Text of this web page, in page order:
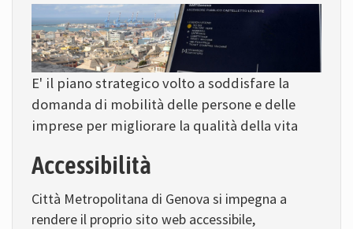
E' il piano strategico volto a soddisfare la
domanda di mobilità delle persone e delle
imprese per migliorare la qualità della vita
Accessibilità
Città Metropolitana di Genova si impegna a
rendere il proprio sito web accessibile,